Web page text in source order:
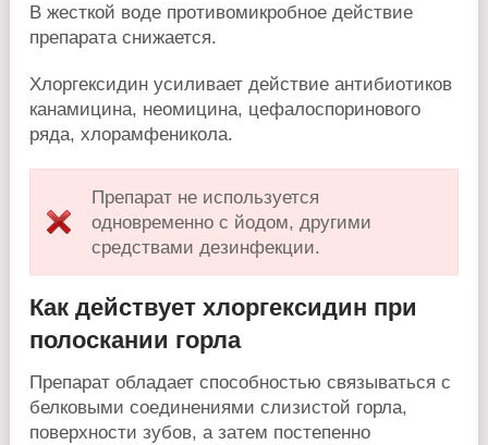
В жесткой воде противомикробное действие
препарата снижается.
Хлоргексидин усиливает действие антибиотиков
канамицина, неомицина, цефалоспоринового
ряда, хлорамфеникола.
Препарат не используется
одновременно с йодом, другими
средствами дезинфекции.
Как действует хлоргексидин при
полоскании горла
Препарат обладает способностью связываться с
белковыми соединениями слизистой горла,
поверхности зубов, а затем постепенно